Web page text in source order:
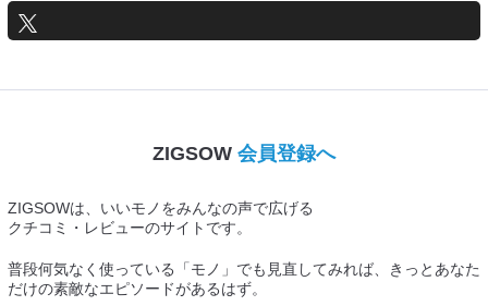
ZIGSOW 会員登録へ
ZIGSOWは、いいモノをみんなの声で広げる
クチコミ・レビューのサイトです。
普段何気なく使っている「モノ」でも見直してみれば、きっとあなた
だけの素敵なエピソードがあるはず。